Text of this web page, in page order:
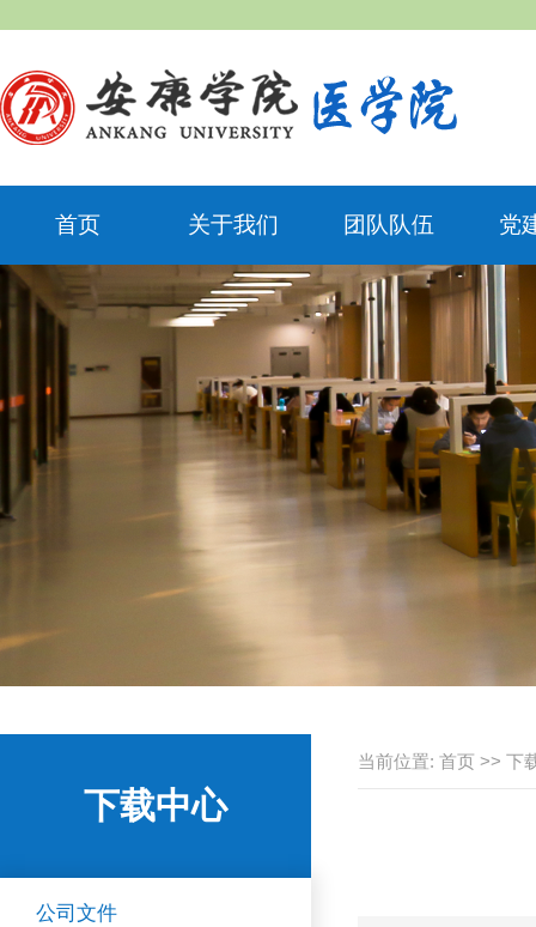
首页 关于我们 团队队伍 党
下载中心
公司文件
当前位置: 首页 >> 下